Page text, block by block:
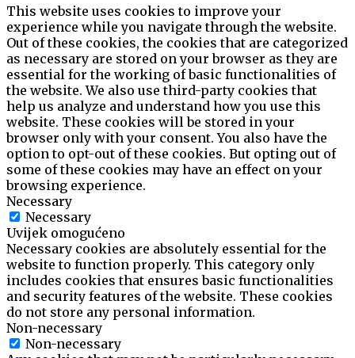
This website uses cookies to improve your
experience while you navigate through the website.
Out of these cookies, the cookies that are categorized
as necessary are stored on your browser as they are
essential for the working of basic functionalities of
the website. We also use third-party cookies that
help us analyze and understand how you use this
website. These cookies will be stored in your
browser only with your consent. You also have the
option to opt-out of these cookies. But opting out of
some of these cookies may have an effect on your
browsing experience.
Necessary
Necessary
Uvijek omogućeno
Necessary cookies are absolutely essential for the
website to function properly. This category only
includes cookies that ensures basic functionalities
and security features of the website. These cookies
do not store any personal information.
Non-necessary
Non-necessary